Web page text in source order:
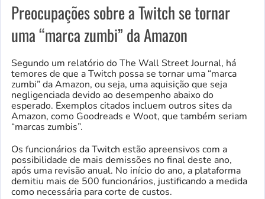
Preocupações sobre a Twitch se tornar
uma “marca zumbi” da Amazon
Segundo um relatório do The Wall Street Journal, há
temores de que a Twitch possa se tornar uma “marca
zumbi” da Amazon, ou seja, uma aquisição que seja
negligenciada devido ao desempenho abaixo do
esperado. Exemplos citados incluem outros sites da
Amazon, como Goodreads e Woot, que também seriam
“marcas zumbis”.
Os funcionários da Twitch estão apreensivos com a
possibilidade de mais demissões no final deste ano,
após uma revisão anual. No início do ano, a plataforma
demitiu mais de 500 funcionários, justificando a medida
como necessária para corte de custos.